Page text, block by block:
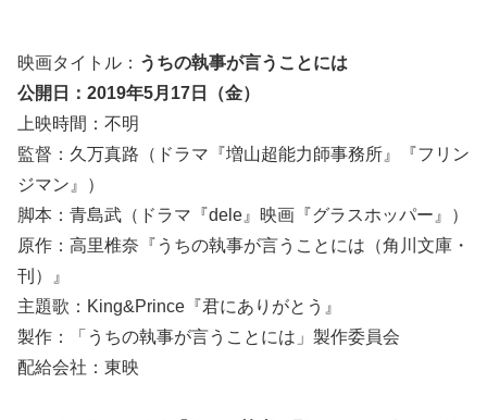
映画タイトル： うちの執事が言うことには
公開日：2019年5月17日（金）
上映時間：不明
監督：久万真路（ドラマ『増山超能力師事務所』『フリン
ジマン』）
脚本：青島武（ドラマ『dele』映画『グラスホッパー』）
原作：高里椎奈『うちの執事が言うことには（角川文庫・
刊）』
主題歌：King&Prince『君にありがとう』
製作：「うちの執事が言うことには」製作委員会
配給会社：東映